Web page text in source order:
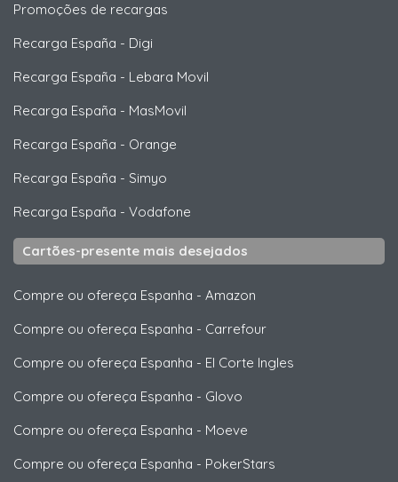
Promoções de recargas
Recarga España - Digi
Recarga España - Lebara Movil
Recarga España - MasMovil
Recarga España - Orange
Recarga España - Simyo
Recarga España - Vodafone
Cartões-presente mais desejados
Compre ou ofereça Espanha - Amazon
Compre ou ofereça Espanha - Carrefour
Compre ou ofereça Espanha - El Corte Ingles
Compre ou ofereça Espanha - Glovo
Compre ou ofereça Espanha - Moeve
Compre ou ofereça Espanha - PokerStars